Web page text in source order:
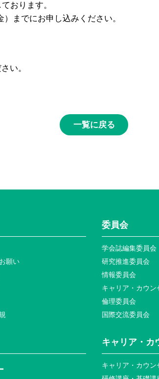
おります。
までにお申し込みください。
い。
一覧に戻る
願い
委員会
学会誌編集委員会
研究推進委員会
情報委員会
キャリア・カウ
倫理委員会
国際交流委員会
キャリア・カ
キャリア・カウン